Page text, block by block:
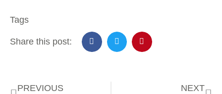
Tags
Share this post:
PREVIOUS NEXT